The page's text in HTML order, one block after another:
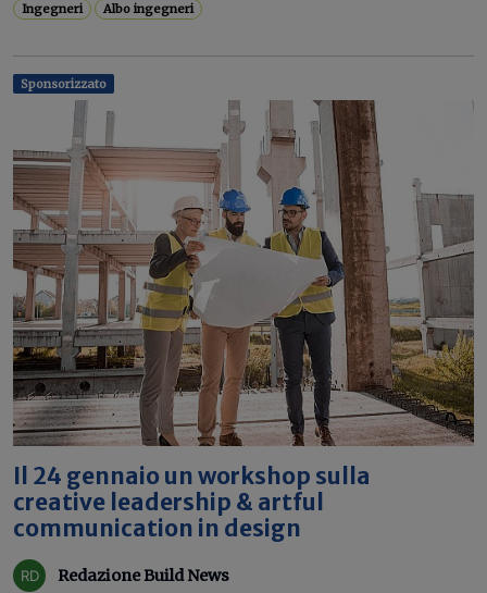
Ingegneri Albo ingegneri
Sponsorizzato
Il 24 gennaio un workshop sulla
creative leadership & artful
communication in design
Redazione Build News